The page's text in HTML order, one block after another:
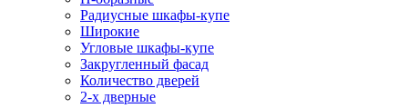
Радиусные шкафы-купе
Широкие
Угловые шкафы-купе
Закругленный фасад
Количество дверей
2-х дверные